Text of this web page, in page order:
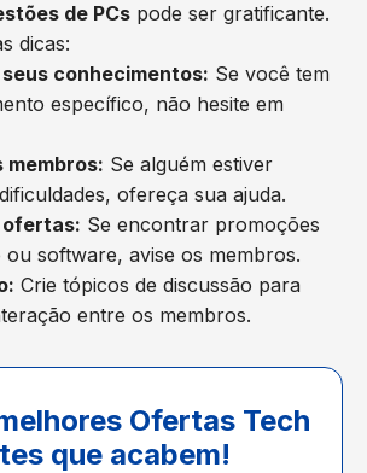
de PCs pode ser gratificante.
dicas:
conhecimentos: Se você tem
específico, não hesite em
membros: Se alguém estiver
ofereça sua ajuda.
ofertas: Se encontrar promoções
software, avise os membros.
Crie tópicos de discussão para
entre os membros.
Ofertas Tech
que acabem!